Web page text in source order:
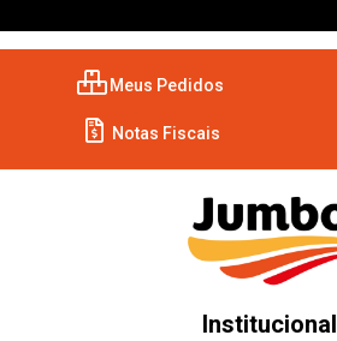
Meus Pedidos
Notas Fiscais
Institucional